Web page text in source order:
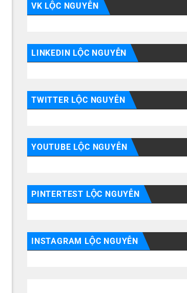
VK LỘC NGUYỄN
LINKEDIN LỘC NGUYỄN
TWITTER LỘC NGUYỄN
YOUTUBE LỘC NGUYỄN
PINTERTEST LỘC NGUYỄN
INSTAGRAM LỘC NGUYỄN